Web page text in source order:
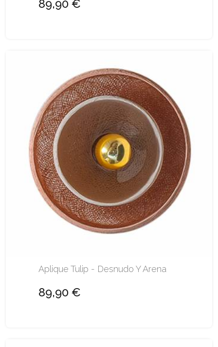
89,90 €
Aplique Tulip - Desnudo Y Arena
89,90 €